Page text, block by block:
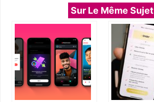
Sur Le Même Sujet